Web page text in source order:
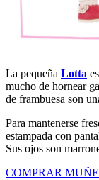
La pequeña Lotta
mucho de hornear
de frambuesa son
Para mantenerse
estampada con
Sus ojos son
COMPRAR